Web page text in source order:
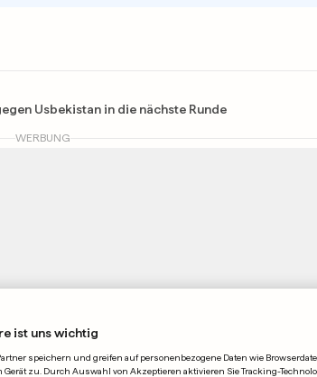
Usbekistan in die nächste Runde
WERBUNG
ist uns wichtig
speichern und greifen auf personenbezogene Daten wie
zu. Durch Auswahl von Akzeptieren aktivieren Sie Tracking-